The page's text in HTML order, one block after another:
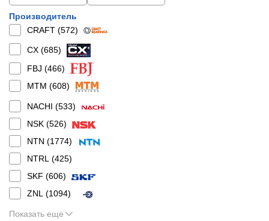
Производитель
CRAFT (572)
CX (685)
FBJ (466)
MTM (608)
NACHI (533)
NSK (526)
NTN (1774)
NTRL (425)
SKF (606)
ZNL (1094)
Показать еще